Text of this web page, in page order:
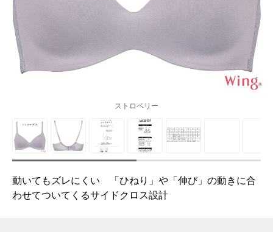
ストロベリー
動いてもズレにくい 「ひねり」や「伸び」の動きに合
わせてついてくるサイドクロス設計